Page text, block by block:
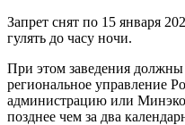
Запрет снят по 15 января
гулять до часу ночи.
При этом заведения должны
региональное управление
администрацию или
позднее чем за два